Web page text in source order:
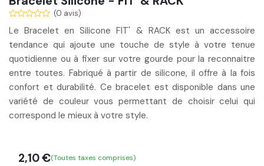
(0 avis)
Le Bracelet en Silicone FIT' & RACK est un accessoire
tendance qui ajoute une touche de style à votre tenue
quotidienne ouà fixer sur votre gourde pour la reconnaitre
entre toutes. Fabriqué à partir de silicone, il offre à la fois
confort et durabilité. Ce bracelet est disponible dans une
variété de couleur vous permettant de choisir celui qui
correspond le mieux à votre style.
2,10€(Toutes taxes comprises)